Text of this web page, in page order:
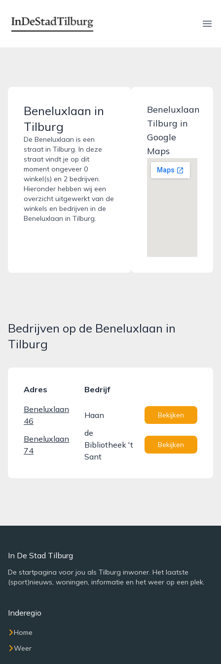
indestadtilburg.nl
Beneluxlaan in
Tilburg
De Beneluxlaan is een
straat in Tilburg. In deze
straat vindt je op dit
moment ongeveer 0
winkel(s) en 2 bedrijven.
Hieronder hebben wij een
overzicht uitgewerkt van de
winkels en bedrijven in de
Beneluxlaan in Tilburg.
Beneluxlaan
Tilburg in
Google
Maps
Bedrijven op de Beneluxlaan in
Tilburg
Adres
Bedrijf
Beneluxlaan
46
Haan Bekijken
Beneluxlaan
74
de
Bibliotheek 't
Sant
Bekijken
In De Stad Tilburg
De startpagina voor jou als Tilburg inwoner. Het laatste
(sport)nieuws, woningen, informatie en het weer op een plek.
Inderegio
Home
Weer